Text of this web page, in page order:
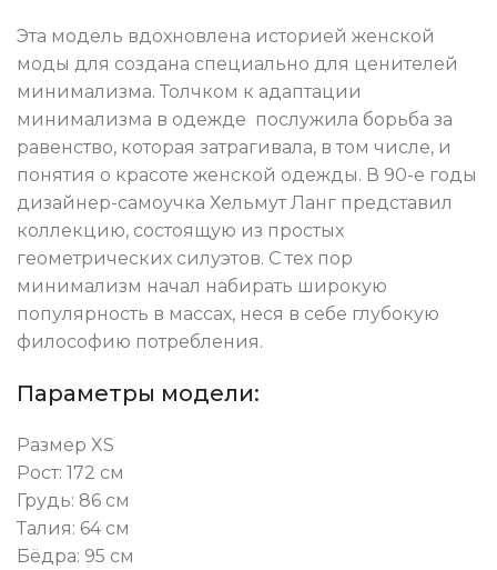
Эта модель вдохновлена историей женской
моды для создана специально для ценителей
минимализма. Толчком к адаптации
минимализма в одежде послужила борьба за
равенство, которая затрагивала, в том числе, и
понятия о красоте женской одежды. В 90-е годы
дизайнер-самоучка Хельмут Ланг представил
коллекцию, состоящую из простых
геометрических силуэтов. С тех пор
минимализм начал набирать широкую
популярность в массах, неся в себе глубокую
философию потребления.
Параметры модели:
Размер XS
Рост: 172 см
Грудь: 86 см
Талия: 64 см
Бёдра: 95 см